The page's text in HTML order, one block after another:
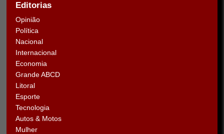
Editorias
Opinião
Política
Nacional
Internacional
Economia
Grande ABCD
Litoral
Esporte
Tecnologia
Autos & Motos
Mulher